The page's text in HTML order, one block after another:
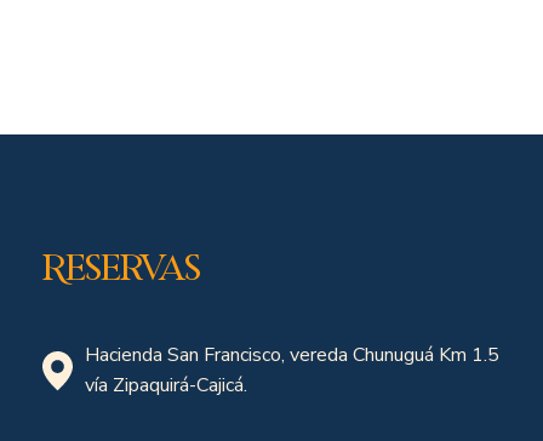
Reservas
Hacienda San Francisco, vereda Chunuguá Km 1.5
vía Zipaquirá-Cajicá.